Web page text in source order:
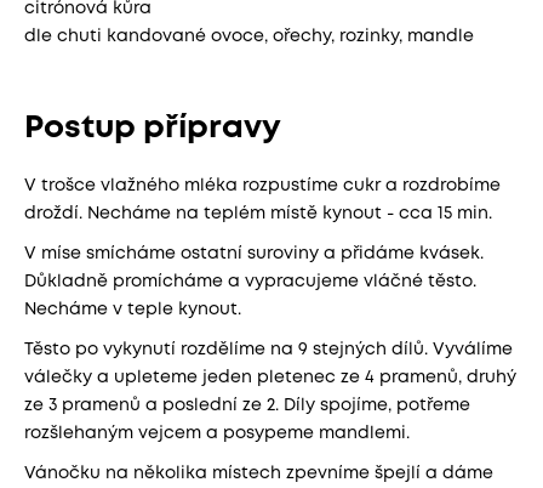
citrónová kůra
dle chuti kandované ovoce, ořechy, rozinky, mandle
Postup přípravy
V trošce vlažného mléka rozpustíme cukr a rozdrobíme
droždí. Necháme na teplém místě kynout - cca 15 min.
V míse smícháme ostatní suroviny a přidáme kvásek.
Důkladně promícháme a vypracujeme vláčné těsto.
Necháme v teple kynout.
Těsto po vykynutí rozdělíme na 9 stejných dílů. Vyválíme
válečky a upleteme jeden pletenec ze 4 pramenů, druhý
ze 3 pramenů a poslední ze 2. Díly spojíme, potřeme
rozšlehaným vejcem a posypeme mandlemi.
Vánočku na několika místech zpevníme špejlí a dáme